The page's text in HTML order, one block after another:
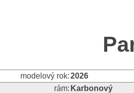
modelový rok:2026
rám: Karbonový